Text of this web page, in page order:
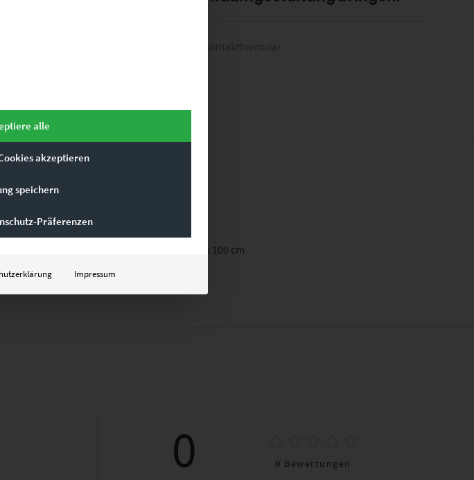
erhältlich. Bitte nutze dazu unser Kontaktformular
90 x 60 cm, 120 x 80 cm, 135 x 90 cm, 150 x 100 cm
0 0 Bewertungen
alle
akzeptieren
speichern
Präferenzen
Impressum